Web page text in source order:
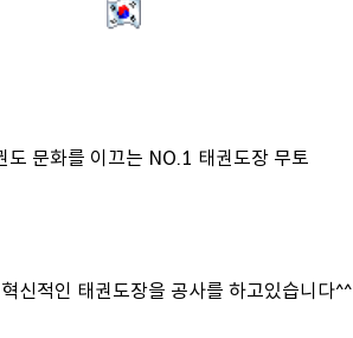
도 문화를 이끄는 NO.1 태권도장 무토
신적인 태권도장을 공사를 하고있습니다^^